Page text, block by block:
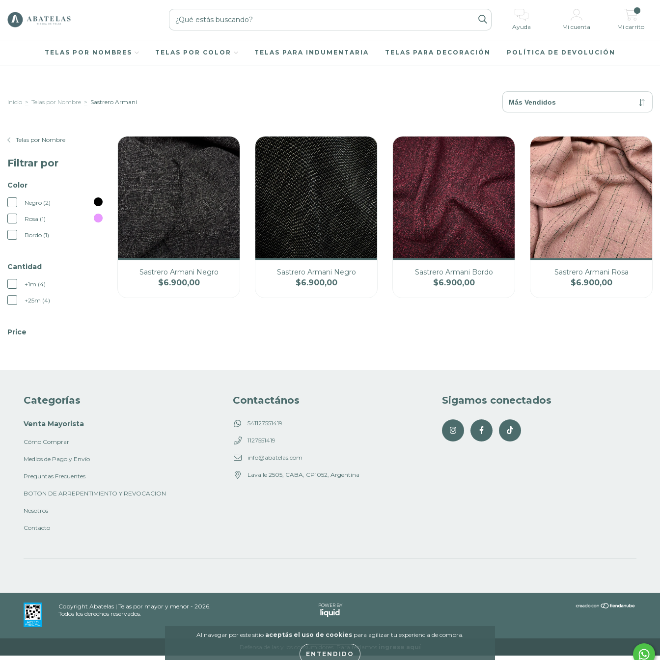
Ayuda Mi cuenta Mi carrito
TELAS POR NOMBRES TELAS POR COLOR TELAS PARA INDUMENTARIA TELAS PARA DECORACIÓN POLÍTICA DE DEVOLUCIÓN
Al navegar por este sitio aceptás el uso de cookies para agilizar tu experiencia de compra.
ENTENDIDO
Inicio > Telas por Nombre > Sastrero Armani
Telas por Nombre
Filtrar por
Color
Negro (2)
Rosa (1)
Bordo (1)
Cantidad
+1m (4)
+25m (4)
Price
Sastrero Armani Negro
$6.900,00
Sastrero Armani Negro
$6.900,00
Sastrero Armani Bordo
$6.900,00
Sastrero Armani Rosa
$6.900,00
Categorías
Venta Mayorista
Cómo Comprar
Medios de Pago y Envío
Preguntas Frecuentes
BOTON DE ARREPENTIMIENTO Y REVOCACION
Nosotros
Contacto
Contactános
541127551419
1127551419
info@abatelas.com
Lavalle 2505, CABA, CP1052, Argentina
Sigamos conectados
Copyright Abatelas | Telas por mayor y menor - 2026.
Todos los derechos reservados.
POWER BY
Defensa de las y los consumidores. Para reclamos